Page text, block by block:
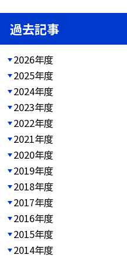
過去記事
2026年度
2025年度
2024年度
2023年度
2022年度
2021年度
2020年度
2019年度
2018年度
2017年度
2016年度
2015年度
2014年度